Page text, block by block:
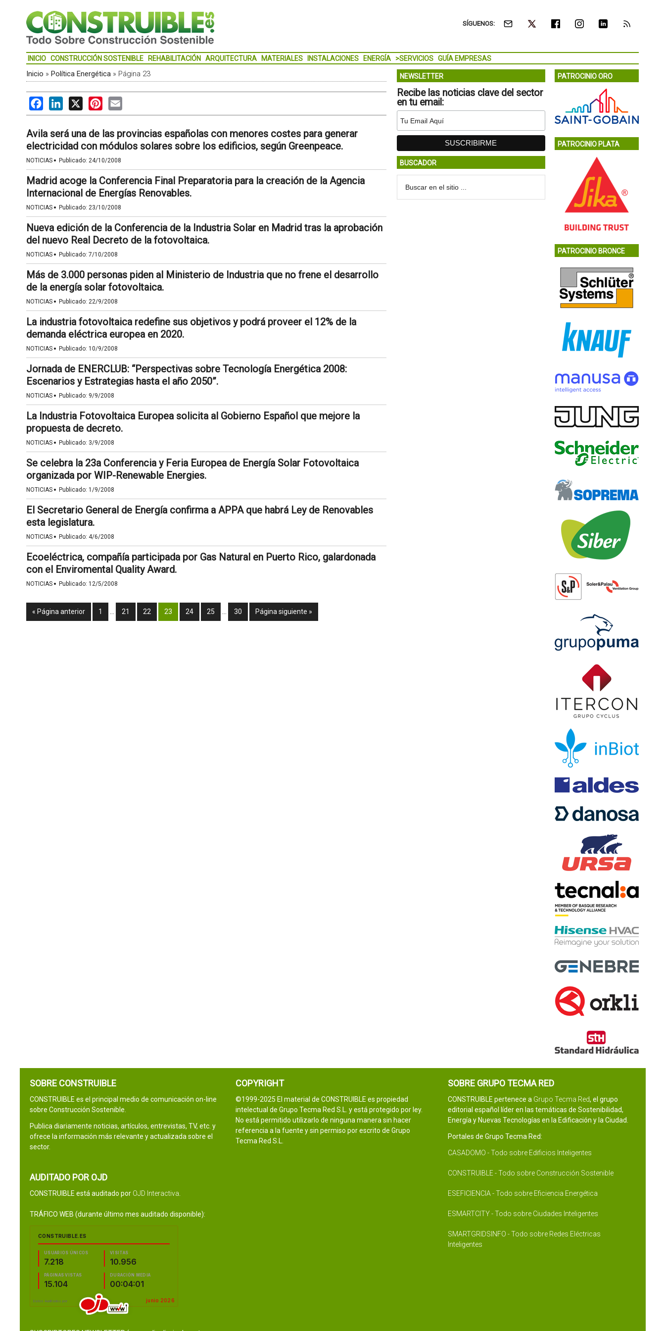
SÍGUENOS:
INICIO CONSTRUCCIÓN SOSTENIBLE REHABILITACIÓN ARQUITECTURA MATERIALES INSTALACIONES ENERGÍA >SERVICIOS GUÍA EMPRESAS
Inicio » Política Energética» Página 23
FacebookLinkedIn
X PinterestEmail
Avila será una de las provincias españolas con menores costes para generar
electricidad con módulos solares sobre los edificios, según Greenpeace.
NOTICIAS · Publicado: 24/10/2008
Madrid acoge la Conferencia Final Preparatoria para la creación de la Agencia
Internacional de Energías Renovables.
NOTICIAS · Publicado: 23/10/2008
Nueva edición de la Conferencia de la Industria Solar en Madrid tras la aprobación
del nuevo Real Decreto de la fotovoltaica.
NOTICIAS · Publicado: 7/10/2008
Más de 3.000 personas piden al Ministerio de Industria que no frene el desarrollo
de la energía solar fotovoltaica.
NOTICIAS · Publicado: 22/9/2008
La industria fotovoltaica redefine sus objetivos y podrá proveer el 12% de la
demanda eléctrica europea en 2020.
NOTICIAS · Publicado: 10/9/2008
Jornada de ENERCLUB: “Perspectivas sobre Tecnología Energética 2008:
Escenarios y Estrategias hasta el año 2050”.
NOTICIAS · Publicado: 9/9/2008
La Industria Fotovoltaica Europea solicita al Gobierno Español que mejore la
propuesta de decreto.
NOTICIAS · Publicado: 3/9/2008
Se celebra la 23a Conferencia y Feria Europea de Energía Solar Fotovoltaica
organizada por WIP-Renewable Energies.
NOTICIAS · Publicado: 1/9/2008
El Secretario General de Energía confirma a APPA que habrá Ley de Renovables
esta legislatura.
NOTICIAS · Publicado: 4/6/2008
Ecoeléctrica, compañía participada por Gas Natural en Puerto Rico, galardonada
con el Enviromental Quality Award.
NOTICIAS · Publicado: 12/5/2008
« Página anterior 1 21 22 23 24 25 30 Página siguiente »
NEWSLETTER
Recibe las noticias clave del sector
en tu email:
BUSCADOR
PATROCINIO ORO
PATROCINIO PLATA
PATROCINIO BRONCE
SOBRE CONSTRUIBLE
CONSTRUIBLE es el principal medio de comunicación on-line
sobre Construcción Sostenible.
Publica diariamente noticias, artículos, entrevistas, TV, etc. y
ofrece la información más relevante y actualizada sobre el
sector.
AUDITADO POR OJD
CONSTRUIBLE está auditado por OJD Interactiva
TRÁFICO WEB (durante último mes auditado disponible):
COPYRIGHT
©1999-2025 El material de CONSTRUIBLE es propiedad
intelectual de Grupo Tecma Red S.L. y está protegido por ley.
No está permitido utilizarlo de ninguna manera sin hacer
referencia a la fuente y sin permiso por escrito de Grupo
Tecma Red S.L.
SOBRE GRUPO TECMA RED
CONSTRUIBLE pertenece a Grupo Tecma Red, el grupo
editorial español líder en las temáticas de Sostenibilidad,
Energía y Nuevas Tecnologías en la Edificación y la Ciudad.
Portales de Grupo Tecma Red:
CASADOMO - Todo sobre Edificios Inteligentes
CONSTRUIBLE - Todo sobre Construcción Sostenible
ESEFICIENCIA - Todo sobre Eficiencia Energética
ESMARTCITY - Todo sobre Ciudades Inteligentes
SMARTGRIDSINFO - Todo sobre Redes Eléctricas
Inteligentes